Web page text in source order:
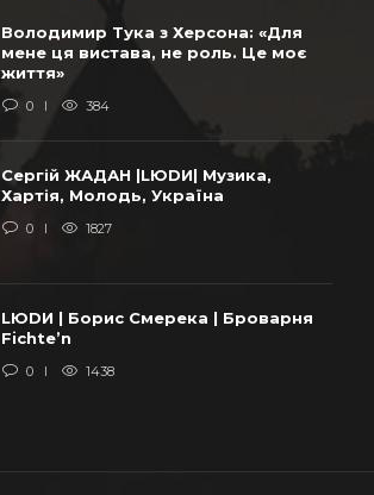
Володимир Тука з Херсона: «Для
мене ця вистава, не роль. Це моє
життя»
0 384
Сергій ЖАДАН |LЮDИ| Музика,
Хартія, Молодь, Україна
0 1827
LЮDИ | Борис Смерека | Броварня
Fichte’n
0 1438